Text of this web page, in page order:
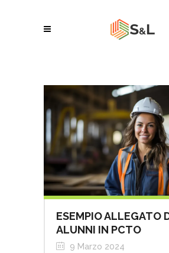
ESEMPIO ALLEGATO
ALUNNI IN PCTO
9 Marzo 2024